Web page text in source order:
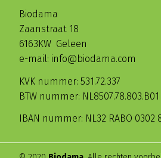
Biodama
Zaanstraat 18
6163KW Geleen
e-mail: info@biodama.com
KVK nummer: 531.72.337
BTW nummer: NL8507.78.803.B01
IBAN nummer: NL32 RABO 0302